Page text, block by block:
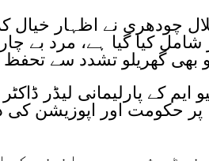
چودھری نے اظہار خیال
شامل کیا گیا ہے، مرد بے
بھی گھریلو تشدد سے تحفظ
ایم کے پارلیمانی لیڈر
پر حکومت اور اپوزیشن